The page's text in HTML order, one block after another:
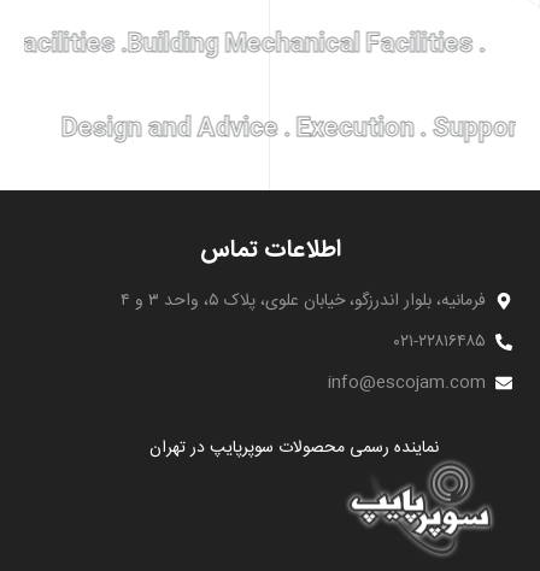
Building Mechanical
Facilities .
Design and Advice . Execution .
اطلاعات تماس
بلوار اندرزگو، خیابان علوی، پلاک ۵، واحد ۳ و ۴
۲۲۸۱۶۴۸۵
نماینده رسمی محصولات سوپرپایپ در تهران